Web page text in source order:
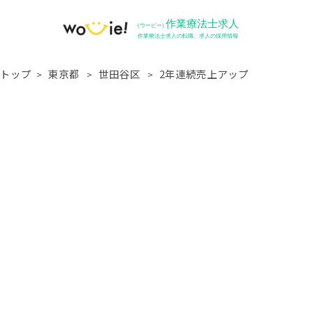
トップ 東京都 世田谷区 2年連続売上アップ